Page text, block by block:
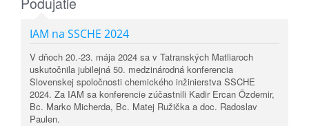
IAM na SSCHE 2024
V dňoch 20.-23. mája 2024 sa v Tatranských Matliaroch
uskutočnila jubilejná 50. medzinárodná konferencia
Slovenskej spoločnosti chemického inžinierstva SSCHE
2024. Za IAM sa konferencie zúčastnili Kadir Ercan Özdemir,
Bc. Marko Micherda, Bc. Matej Ružička a doc. Radoslav
Paulen.